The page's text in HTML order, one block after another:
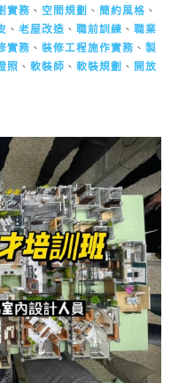
實務 、 空間規劃 、 簡約風格 、
、 老屋改造 、 職前訓練 、 職業
實務 、 裝修工程施作實務 、 製
照 、 軟裝師 、 軟裝規劃 、 開放